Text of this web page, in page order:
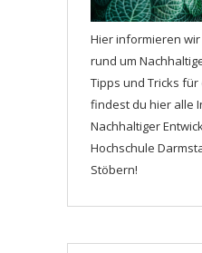
Hier informieren
rund um
Tipps und Tricks
findest du hier alle
Nachhaltiger
Hochschule
Stöbern!